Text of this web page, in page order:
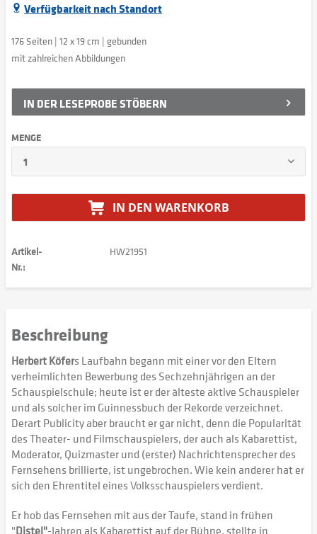
Verfügbarkeit nach Standort
176 Seiten | 12 x 19 cm | gebunden
mit zahlreichen Abbildungen
IN DERLESEPROBE STÖBERN
MENGE
IN DEN WARENKORB
Artikel-
Nr.:
HW21951
Beschreibung
Herbert Köfers Laufbahn begann mit einer vor den Eltern
verheimlichten Bewerbung des Sechzehnjährigen an der
Schauspielschule; heute ist er der älteste aktive Schauspieler
und als solcher im Guinnessbuch der Rekorde verzeichnet.
Derart Publicity aber braucht er gar nicht, denn die Popularität
des Theater- und Filmschauspielers, der auch als Kabarettist,
Moderator, Quizmaster und (erster) Nachrichtensprecher des
Fernsehens brillierte, ist ungebrochen. Wie kein anderer hat er
sich den Ehrentitel eines Volksschauspielers verdient.
Er hob das Fernsehen mit aus der Taufe, stand in frühen
"Distel"-Jahren als Kabarettist auf der Bühne, stellte in